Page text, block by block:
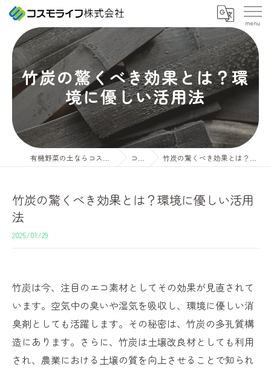
竹炭の驚くべき効果とは？環
境に優しい活用法
コラム 竹炭の驚くべき効果とは？環境に優しい活用法
竹炭の驚くべき効果とは？環境に優しい活用
法
2025/01/29
竹炭は今、注目のエコ素材としてその効果が見直されて
います。空気中の臭いや湿気を吸収し、環境に優しい消
臭剤としても活躍します。その秘密は、竹炭の多孔質構
造にあります。さらに、竹炭は土壌改良材としても利用
され、農業における土壌の質を向上させることで知られ